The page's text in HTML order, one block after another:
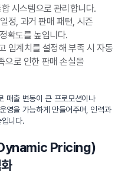
시스템으로 관리합니다.
정, 과거 판매 패턴, 시즌
확도를 높입니다.
임계치를 설정해 부족 시 자동
으로 인한 판매 손실을
매출 변동이 큰 프로모션이나
영을 가능하게 만들어주며, 인력과
니다.
Pricing)